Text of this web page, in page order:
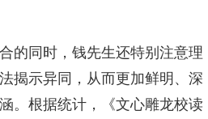
的同时，钱先生还特别注意理
揭示异同，从而更加鲜明、深
。根据统计，《文心雕龙校读